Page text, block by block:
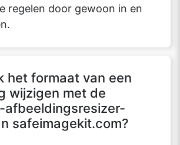
regelen door gewoon in en
het formaat van een
wijzigen met de
afbeeldingsresizer-
safeimagekit.com?